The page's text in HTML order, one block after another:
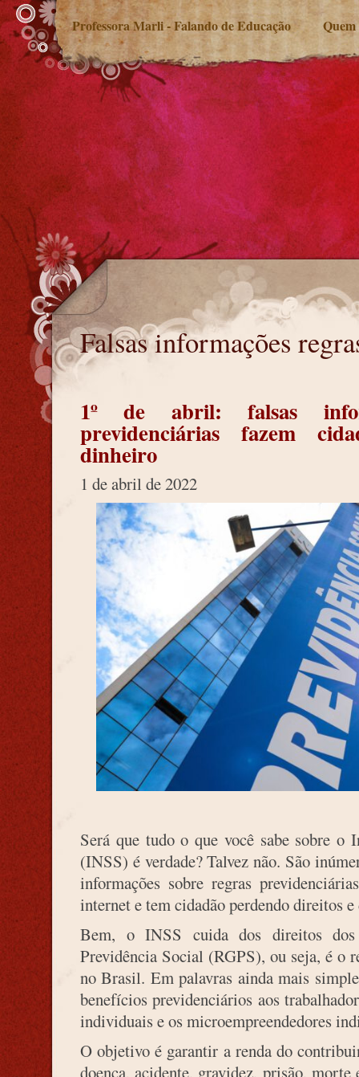
Professora Marli - Falando de Educação Quem
Falsas informações
Falsas informações regras previdenciárias
1º de abril: falsas
previdenciárias fazem
dinheiro
1 de abril de 2022
Será que tudo o que você sabe sobre
(INSS) é verdade? Talvez não. São
informações sobre regras
internet e tem cidadão perdendo direitos
Bem, o INSS cuida dos direitos
Previdência Social (RGPS), ou seja, é o
no Brasil. Em palavras ainda mais
benefícios previdenciários aos
individuais e os microempreendedores
O objetivo é garantir a renda do
doença, acidente, gravidez, prisão,